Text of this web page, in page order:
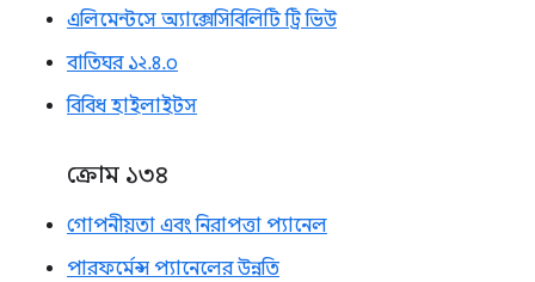
এলিমেন্টসে অ্যাক্সেসিবিলিটি ট্রি ভিউ
বাতিঘর ১২.৪.০
বিবিধ হাইলাইটস
ক্রোম ১৩৪
গোপনীয়তা এবং নিরাপত্তা প্যানেল
পারফর্মেন্স প্যানেলের উন্নতি